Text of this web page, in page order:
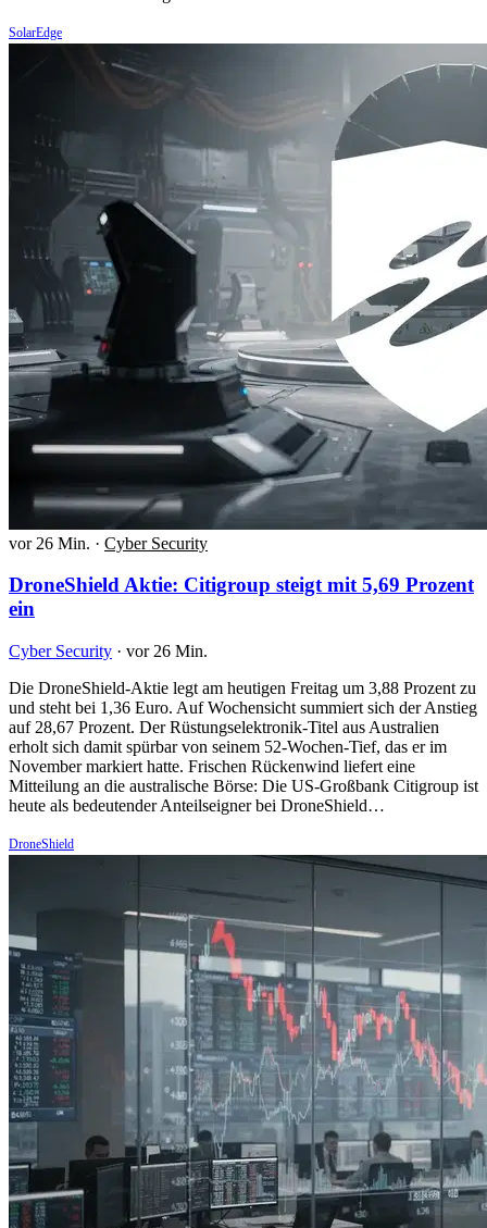
SolarEdge
vor 26 Min. · Cyber Security
DroneShield Aktie: Citigroup steigt mit 5,69 Prozent
ein
Cyber Security · vor 26 Min.
Die DroneShield-Aktie legt am heutigen Freitag um 3,88 Prozent zu
und steht bei 1,36 Euro. Auf Wochensicht summiert sich der Anstieg
auf 28,67 Prozent. Der Rüstungselektronik-Titel aus Australien
erholt sich damit spürbar von seinem 52-Wochen-Tief, das er im
November markiert hatte. Frischen Rückenwind liefert eine
Mitteilung an die australische Börse: Die US-Großbank Citigroup ist
heute als bedeutender Anteilseigner bei DroneShield…
DroneShield